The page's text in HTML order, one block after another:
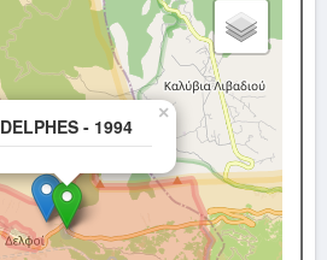
DELPHES - 1994
×